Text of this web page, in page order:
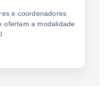
e coordenadores
ofertam a modalidade